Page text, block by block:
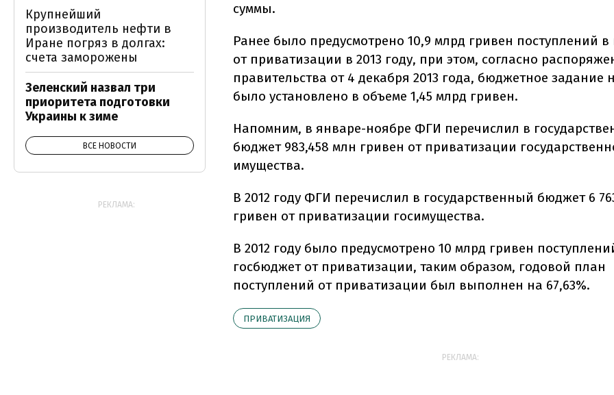
суммы.
Ранее было предусмотрено 10,9 млрд гривен поступлений
от приватизации в 2013 году, при этом, согласно
правительства от 4 декабря 2013 года, бюджетное задание
было установлено в объеме 1,45 млрд гривен.
Напомним, в январе-ноябре ФГИ перечислил в
бюджет 983,458 млн гривен от приватизации
имущества.
В 2012 году ФГИ перечислил в государственный бюджет 6
гривен от приватизации госимущества.
В 2012 году было предусмотрено 10 млрд гривен
госбюджет от приватизации, таким образом, годовой план
поступлений от приватизации был выполнен на 67,63%.
ПРИВАТИЗАЦИЯ
РЕКЛАМА:
Крупнейший
производитель нефти в
Иране погряз в долгах:
счета заморожены
Зеленский назвал три
приоритета подготовки
Украины к зиме
ВСЕ НОВОСТИ
РЕКЛАМА: